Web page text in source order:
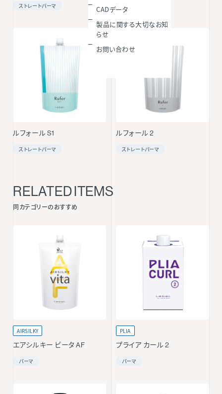
CADデータ
製品に関する大切なお知
らせ
お問い合わせ
ストレートパーマ ストレートパーマ
ルフォール S1
ストレートパーマ
ルフォール 2
ストレートパーマ
RELATED ITEMS
同カテゴリーのおすすめ
AIRSILKY
エアシルキー ビータ AF
パーマ
PLIA
プライア カール 2
パーマ